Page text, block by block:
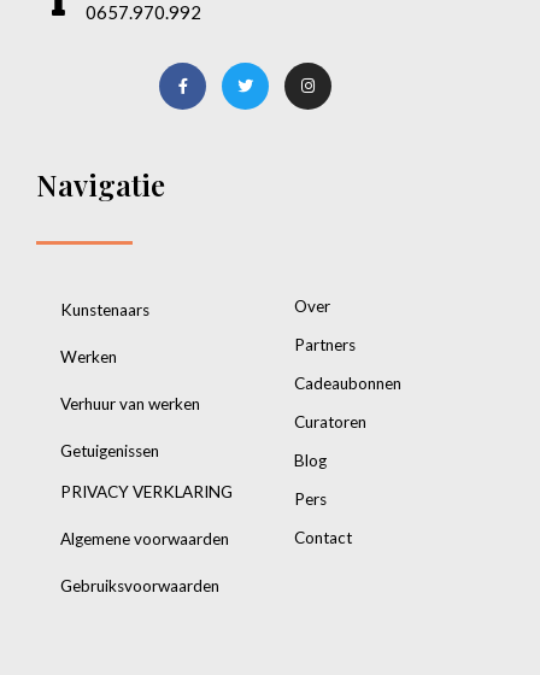
0657.970.992
Navigatie
Kunstenaars
Werken
Verhuur van werken
Getuigenissen
PRIVACY VERKLARING
Algemene voorwaarden
Gebruiksvoorwaarden
Over
Partners
Cadeaubonnen
Curatoren
Blog
Pers
Contact